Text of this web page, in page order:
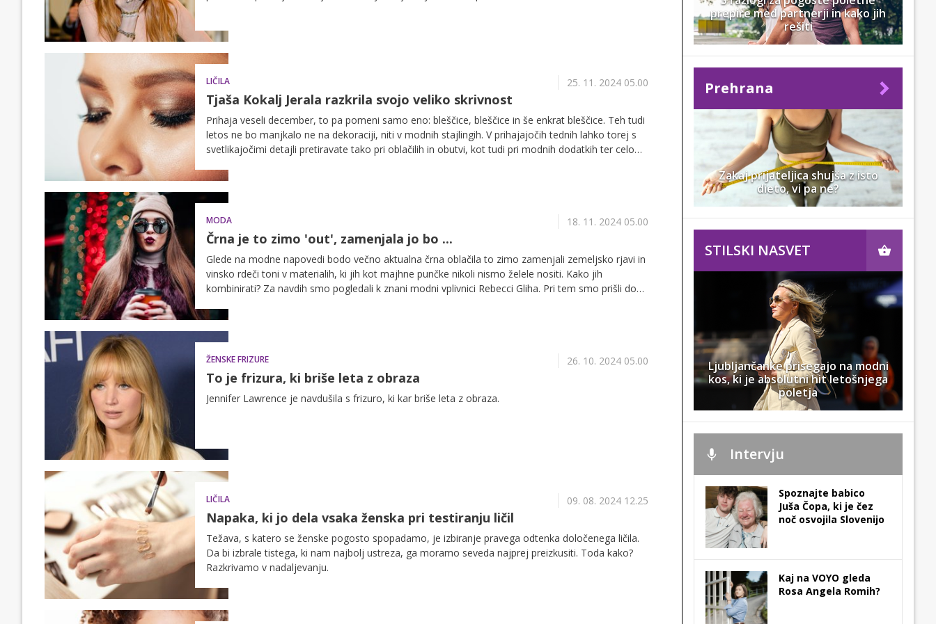
LIČILA 25. 11. 2024 05.00
Tjaša Kokalj Jerala razkrila svojo veliko skrivnost
Prihaja veseli december, to pa pomeni samo eno: bleščice, bleščice in še enkrat bleščice. Teh tudi
letos ne bo manjkalo ne na dekoraciji, niti v modnih stajlingih. V prihajajočih tednih lahko torej s
svetlikajočimi detajli pretiravate tako pri oblačilih in obutvi, kot tudi pri modnih dodatkih ter celo
MODA 18. 11. 2024 05.00
Črna je to zimo 'out', zamenjala jo bo ...
Glede na modne napovedi bodo večno aktualna črna oblačila to zimo zamenjali zemeljsko rjavi in
vinsko rdeči toni v materialih, ki jih kot majhne punčke nikoli nismo želele nositi. Kako jih
kombinirati? Za navdih smo pogledali k znani modni vplivnici Rebecci Gliha. Pri tem smo prišli do
poskrbi pravi izbor ličil!
ŽENSKE FRIZURE 26. 10. 2024 05.00
To je frizura, ki briše leta z obraza
Jennifer Lawrence je navdušila s frizuro, ki kar briše leta z obraza.
LIČILA 09. 08. 2024 12.25
Napaka, ki jo dela vsaka ženska pri testiranju ličil
Težava, s katero se ženske pogosto spopadamo, je izbiranje pravega odtenka določenega ličila.
Da bi izbrale tistega, ki nam najbolj ustreza, ga moramo seveda najprej preizkusiti. Toda kako?
Razkrivamo v nadaljevanju.
prepire med partnerji in kako jih
rešiti
Prehrana
Zakaj prijateljica shujša z isto
dieto, vi pa ne?
STILSKI NASVET
Ljubljančanke prisegajo na modni
kos, ki je absolutni hit letošnjega
poletja
Intervju
Spoznajte babico
Juša Čopa, ki je čez
noč osvojila Slovenijo
Kaj na VOYO gleda
Rosa Angela Romih?